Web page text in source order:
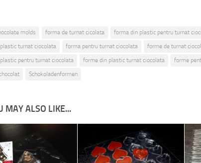
molds forma de turnat cicolata
forma din plastic pentru turnat
turnat ciocolata
forma pentru turnat ciocolata
forme de turnat
pentru turnat ciocolata
forme din plastic turnat ciocolata
forme
Schokoladenformen
MAY ALSO LIKE...